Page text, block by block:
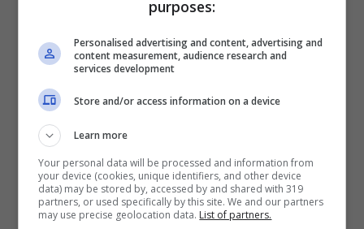
purposes:
Personalised advertising and content, advertising and
content measurement, audience research and
services development
Store and/or access information on a device
Learn more
Your personal data will be processed and information from
your device (cookies, unique identifiers, and other device
data) may be stored by, accessed by and shared with 319
partners, or used specifically by this site. We and our partners
may use precise geolocation data. List of partners.